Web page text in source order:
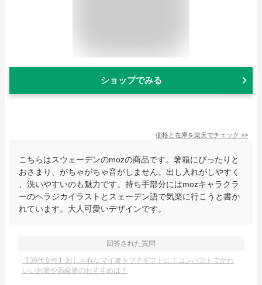
ショップでみる
価格と在庫を楽天でチェック >>
こちらはスウェーデンのmozの商品です。箸箱にぴったりと
おさまり、がちゃがちゃ音がしません。出し入れがしやすく
、洗いやすいのも魅力です。持ち手部分にはmozキャラクラ
ーのヘラジカイラストとスェーデン語で気楽に行こうと書か
れています。大人可愛いデザインです。
回答された質問
【30代女性】おしゃれなマイ箸をプチギフトに！コンパクトでかわ
いいお箸や高級箸のおすすめは？